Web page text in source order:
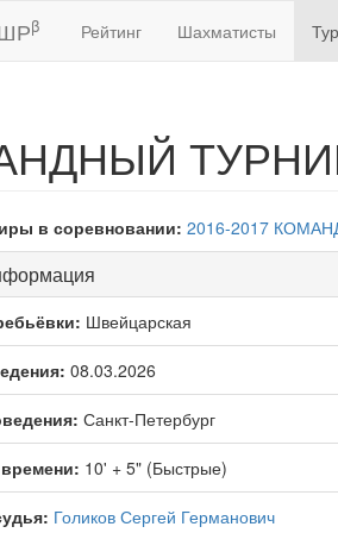
β Рейтинг Шахматисты
ТУРНИР
в соревновании: 2016-2017
Швейцарская
08.03.2026
Санкт-Петербург
10' + 5" (Быстрые)
Голиков Сергей Германович